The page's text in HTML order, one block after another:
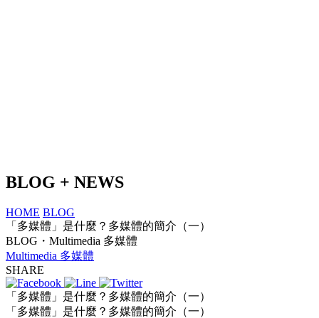
BLOG + NEWS
HOME BLOG
「多媒體」是什麼？多媒體的簡介（一）
BLOG・Multimedia 多媒體
Multimedia 多媒體
SHARE
「多媒體」是什麼？多媒體的簡介（一）
「多媒體」是什麼？多媒體的簡介（一）